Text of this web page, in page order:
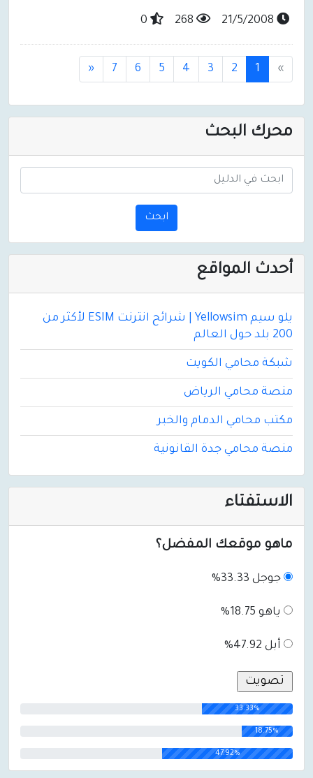
»
1
c
u
r
r
e
n
t
2
3
4
5
6
7
«
محرك البحث
ابحث
أحدث المواقع
يلو سيم Yellowsim | شرائح انترنت ESIM لأكثر من
200 بلد حول العالم
شبكة محامي الكويت
منصة محامي الرياض
مكتب محامي الدمام والخبر
منصة محامي جدة القانونية
الاستفتاء
ماهو موقعك المفضل؟
جوجل 33.33%
ياهو 18.75%
أبل 47.92%
33.33%
18.75%
47.92%